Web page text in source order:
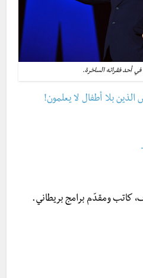
في أحد فقراته الساخرة.
بلا أطفال لا يعلمون!
كاتب ومقدّم برامج بريطاني.